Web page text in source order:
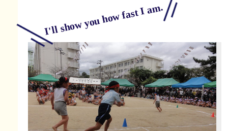
I'll show you how fast I am.